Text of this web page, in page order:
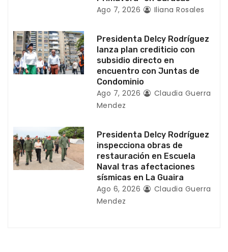
a
d
Ago 7, 2026 Iliana Rosales
Presidenta Delcy Rodríguez
lanza plan crediticio con
subsidio directo en
encuentro con Juntas de
Condominio
Ago 7, 2026
Claudia Guerra
Mendez
Presidenta Delcy Rodríguez
inspecciona obras de
restauración en Escuela
Naval tras afectaciones
sísmicas en La Guaira
Ago 6, 2026
Claudia Guerra
Mendez